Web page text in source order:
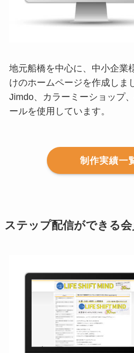
地元船橋を中心に、中小企業
けのホームページを作成しま
Jimdo、カラーミーショップ
ールを使用しています。
制作実績一
ステップ配信ができる